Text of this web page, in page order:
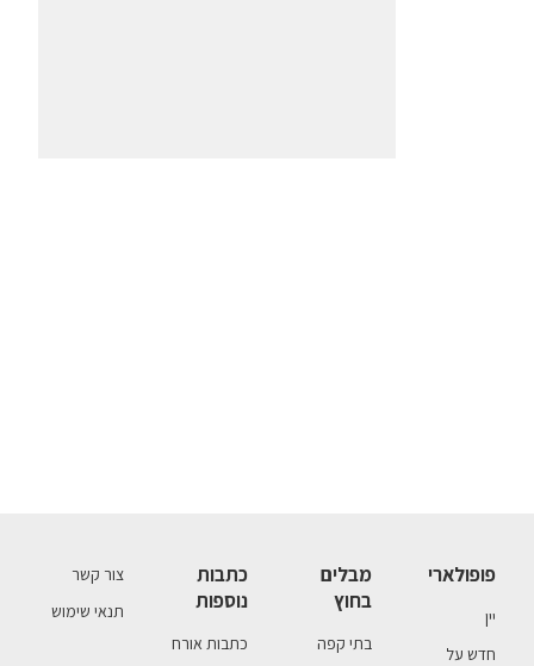
פופולארי
יין
חדש על
מבלים
בחוץ
בתי קפה
כתבות
נוספות
כתבות אורח
צור קשר
תנאי שימוש